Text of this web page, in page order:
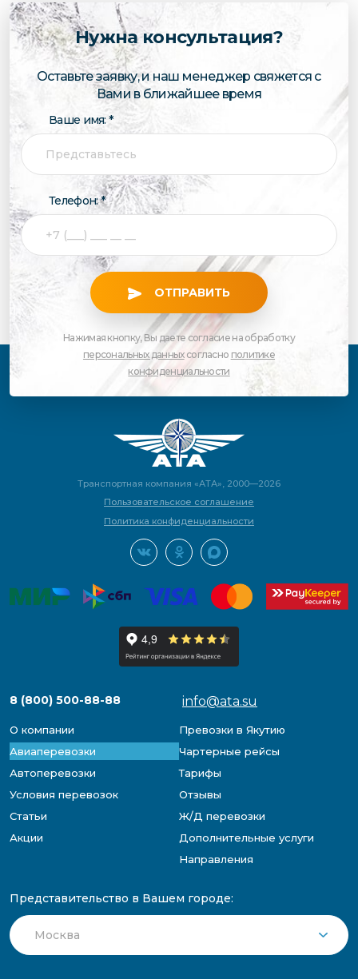
Нужна консультация?
Оставьте заявку, и наш менеджер свяжется с
Вами в ближайшее время
Ваше имя: *
Телефон: *
ОТПРАВИТЬ
Нажимая кнопку, Вы даете согласие на обработку
персональных данныхсогласно политике
конфиденциальности
Транспортная компания «АТА», 2000—2026
Пользовательское соглашение
Политика конфиденциальности
8 (800) 500-88-88 info@ata.su
О компании
Превозки в Якутию
Авиаперевозки
Чартерные рейсы
Автоперевозки
Тарифы
Условия перевозок
Отзывы
Статьи
Ж/Д перевозки
Акции
Дополнительные услуги
Направления
Представительство в Вашем городе: